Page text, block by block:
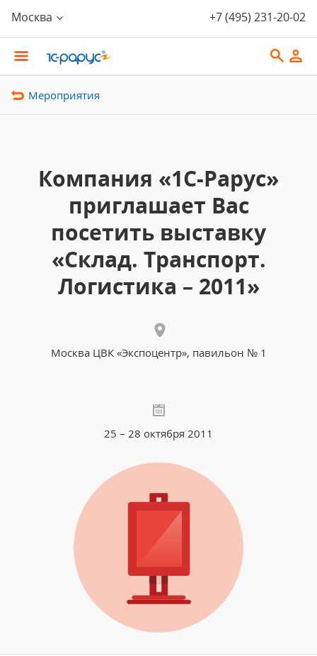
Москва +7 (495) 231-20-02
Мероприятия
Компания «1С-Рарус»
приглашает Вас
посетить выставку
«Склад. Транспорт.
Логистика – 2011»
Москва ЦВК «Экспоцентр», павильон № 1
25 – 28 октября 2011